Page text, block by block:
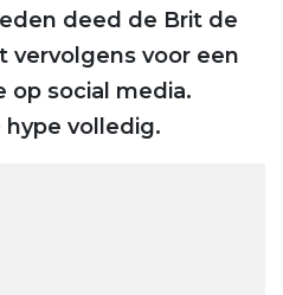
deed de Brit de
vervolgens voor een
op social media.
volledig.